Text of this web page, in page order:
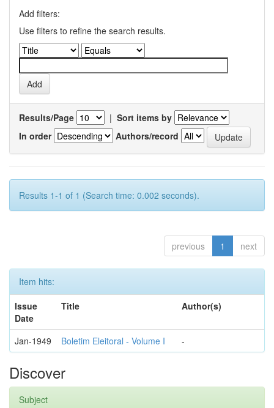
Add filters:
Use filters to refine the search results.
Results/Page | Sort items by
In order
Authors/record
Results 1-1 of 1 (Search time: 0.002 seconds).
previous 1 next
Item hits:
Issue
Date
Title Author(s)
Jan-1949 Boletim Eleitoral - Volume I -
Discover
Subject